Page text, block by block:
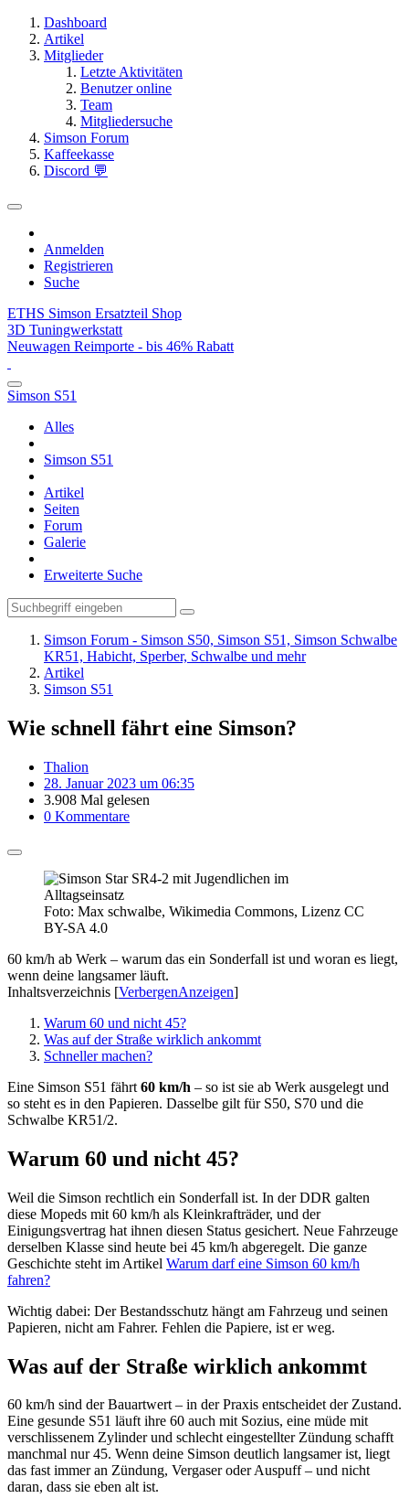
Dashboard
Artikel
Mitglieder
Letzte Aktivitäten
Benutzer online
Team
Mitgliedersuche
Simson Forum
Kaffeekasse
Discord 💬
Anmelden
Registrieren
Suche
ETHS Simson Ersatzteil Shop
3D Tuningwerkstatt
Neuwagen Reimporte - bis 46% Rabatt
Simson S51
Alles
Simson S51
Artikel
Seiten
Forum
Galerie
Erweiterte Suche
Simson Forum - Simson S50, Simson S51, Simson Schwalbe
KR51, Habicht, Sperber, Schwalbe und mehr
Artikel
Simson S51
Wie schnell fährt eine Simson?
Thalion
28. Januar 2023 um 06:35
3.908 Mal gelesen
0 Kommentare
Foto: Max schwalbe, Wikimedia Commons, Lizenz CC
BY-SA 4.0
60 km/h ab Werk – warum das ein Sonderfall ist und woran es liegt,
wenn deine langsamer läuft.
Inhaltsverzeichnis [VerbergenAnzeigen]
Warum 60 und nicht 45?
Was auf der Straße wirklich ankommt
Schneller machen?
Eine Simson S51 fährt 60 km/h – so ist sie ab Werk ausgelegt und
so steht es in den Papieren. Dasselbe gilt für S50, S70 und die
Schwalbe KR51/2.
Warum 60 und nicht 45?
Weil die Simson rechtlich ein Sonderfall ist. In der DDR galten
diese Mopeds mit 60 km/h als Kleinkrafträder, und der
Einigungsvertrag hat ihnen diesen Status gesichert. Neue Fahrzeuge
derselben Klasse sind heute bei 45 km/h abgeregelt. Die ganze
Geschichte steht im Artikel Warum darf eine Simson 60 km/h
fahren?
Wichtig dabei: Der Bestandsschutz hängt am Fahrzeug und seinen
Papieren, nicht am Fahrer. Fehlen die Papiere, ist er weg.
Was auf der Straße wirklich ankommt
60 km/h sind der Bauartwert – in der Praxis entscheidet der Zustand.
Eine gesunde S51 läuft ihre 60 auch mit Sozius, eine müde mit
verschlissenem Zylinder und schlecht eingestellter Zündung schafft
manchmal nur 45. Wenn deine Simson deutlich langsamer ist, liegt
das fast immer an Zündung, Vergaser oder Auspuff – und nicht
daran, dass sie eben alt ist.